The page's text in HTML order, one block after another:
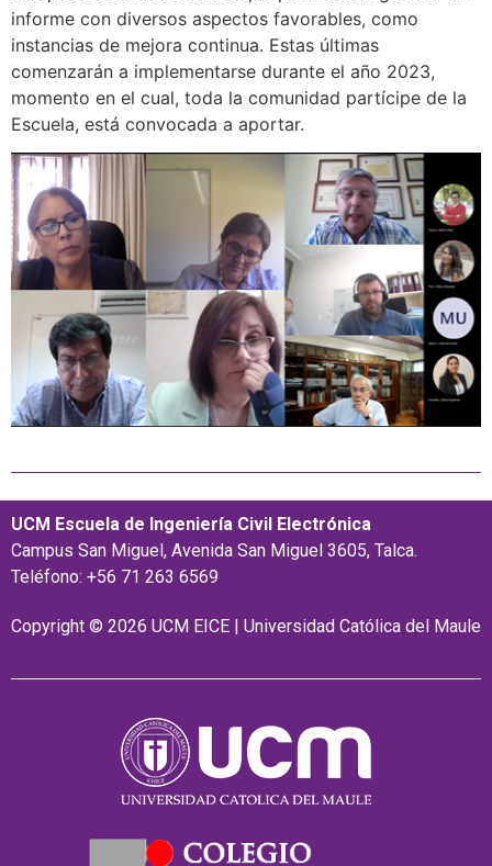
informe con diversos aspectos favorables, como
instancias de mejora continua. Estas últimas
comenzarán a implementarse durante el año 2023,
momento en el cual, toda la comunidad partícipe de la
Escuela, está convocada a aportar.
UCM Escuela de Ingeniería Civil Electrónica
Campus San Miguel, Avenida San Miguel 3605, Talca.
Teléfono: +56 71 263 6569
Copyright © 2026 UCM EICE | Universidad Católica del Maule